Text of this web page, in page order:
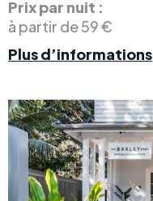
Prix par nuit :
à partir de 59 €
Plus d’informations